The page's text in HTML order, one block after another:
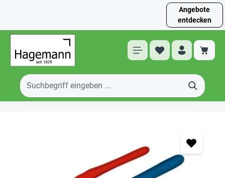
Angebote
entdecken